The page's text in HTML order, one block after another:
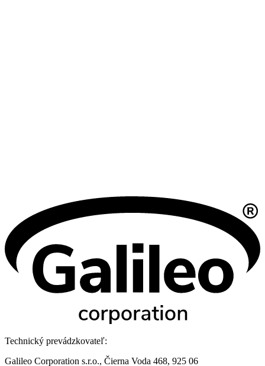
Technický prevádzkovateľ:
Galileo Corporation s.r.o., Čierna Voda 468, 925 06